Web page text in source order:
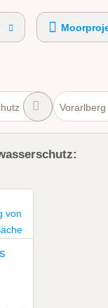
Vorarlberg